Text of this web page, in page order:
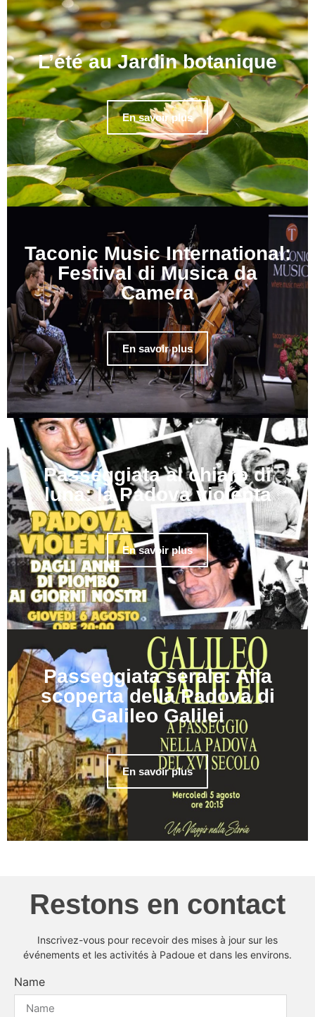
L’été au Jardin botanique
En savoir plus
Taconic Music International:
Festival di Musica da
Camera
En savoir plus
Passeggiata al chiaro di
luna: la Padova violenta
En savoir plus
Passeggiata serale: Alla
scoperta della Padova di
Galileo Galilei
En savoir plus
Restons en contact
Inscrivez-vous pour recevoir des mises à jour sur les
événements et les activités à Padoue et dans les environs.
Name